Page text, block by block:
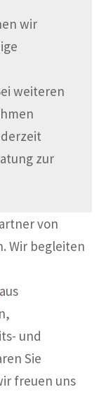
wir
weiteren
zur
von
Wir begleiten
aus
und
Sie
freuen uns